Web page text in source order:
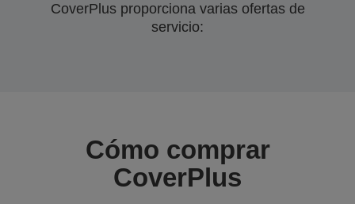
CoverPlus proporciona varias ofertas de
servicio:
Cómo comprar
CoverPlus